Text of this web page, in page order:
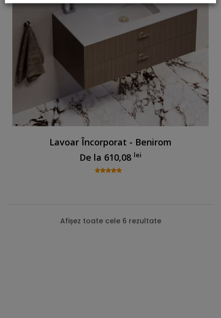
Lavoar Încorporat - Benirom
De la 610,08 lei
Afișez toate cele 6 rezultate